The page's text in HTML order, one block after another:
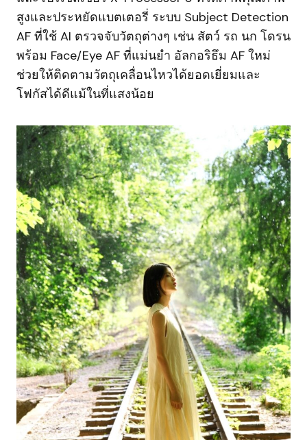
สูงและประหยัดแบตเตอรี่ ระบบ Subject Detection
AF ที่ใช้ AI ตรวจจับวัตถุต่างๆ เช่น สัตว์ รถ นก โดรน
พร้อม Face/Eye AF ที่แม่นยำ อัลกอริธึม AF ใหม่
ช่วยให้ติดตามวัตถุเคลื่อนไหวได้ยอดเยี่ยมและ
โฟกัสได้ดีแม้ในที่แสงน้อย